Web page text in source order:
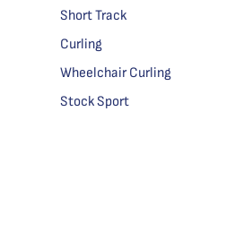
Short Track
Curling
Wheelchair Curling
Stock Sport